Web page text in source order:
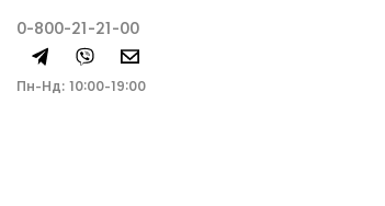
0-800-21-21-00
Пн-Нд: 10:00-19:00